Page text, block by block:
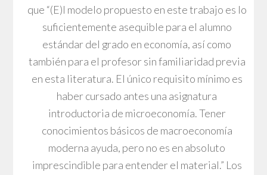
que “(E)l modelo propuesto en este trabajo es lo
suficientemente asequible para el alumno
estándar del grado en economía, así como
también para el profesor sin familiaridad previa
en esta literatura. El único requisito mínimo es
haber cursado antes una asignatura
introductoria de microeconomía. Tener
conocimientos básicos de macroeconomía
moderna ayuda, pero no es en absoluto
imprescindible para entender el material.” Los